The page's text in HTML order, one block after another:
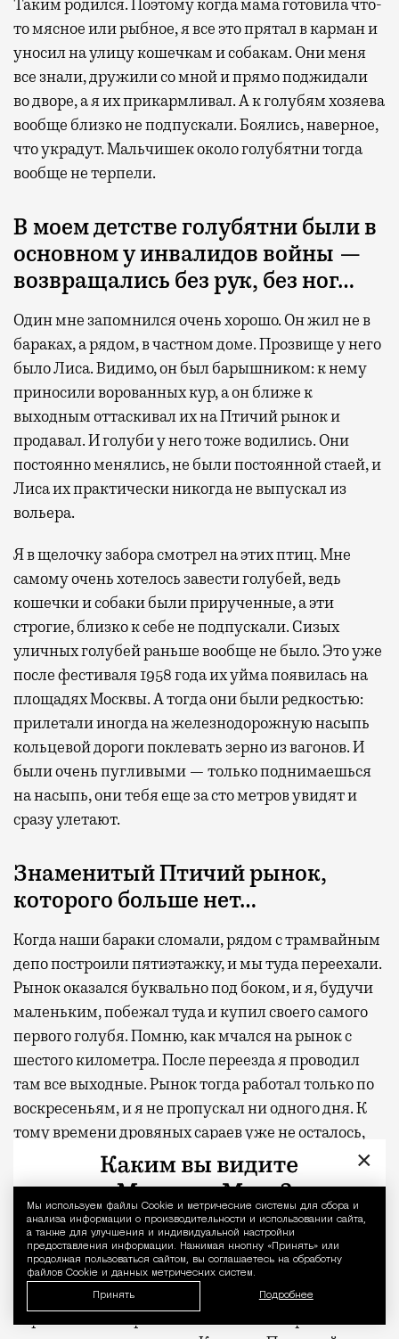
Уведомление
Мы используем файлы Сookie и метрические системы для сбора и
анализа информации о производительности и использовании сайта,
а также для улучшения и индивидуальной настройки
предоставления информации. Нажимая кнопку «Принять» или
продолжая пользоваться сайтом, вы соглашаетесь на обработку
файлов Cookie и данных метрических систем.
Принять Подробнее
Таким родился. Поэтому когда мама готовила что-
то мясное или рыбное, я все это прятал в карман и
уносил на улицу кошечкам и собакам. Они меня
все знали, дружили со мной и прямо поджидали
во дворе, а я их прикармливал. А к голубям хозяева
вообще близко не подпускали. Боялись, наверное,
что украдут. Мальчишек около голубятни тогда
вообще не терпели.
В моем детстве голубятни были в
основном у инвалидов войны —
возвращались без рук, без ног…
Один мне запомнился очень хорошо. Он жил не в
бараках, а рядом, в частном доме. Прозвище у него
было Лиса. Видимо, он был барышником: к нему
приносили ворованных кур, а он ближе к
выходным оттаскивал их на Птичий рынок и
продавал. И голуби у него тоже водились. Они
постоянно менялись, не были постоянной стаей, и
Лиса их практически никогда не выпускал из
вольера.
Я в щелочку забора смотрел на этих птиц. Мне
самому очень хотелось завести голубей, ведь
кошечки и собаки были прирученные, а эти
строгие, близко к себе не подпускали. Сизых
уличных голубей раньше вообще не было. Это уже
после фестиваля 1958 года их уйма появилась на
площадях Москвы. А тогда они были редкостью:
прилетали иногда на железнодорожную насыпь
кольцевой дороги поклевать зерно из вагонов. И
были очень пугливыми — только поднимаешься
на насыпь, они тебя еще за сто метров увидят и
сразу улетают.
Знаменитый Птичий рынок,
которого больше нет…
Когда наши бараки сломали, рядом с трамвайным
депо построили пятиэтажку, и мы туда переехали.
Рынок оказался буквально под боком, и я, будучи
маленьким, побежал туда и купил своего самого
первого голубя. Помню, как мчался на рынок с
шестого километра. После переезда я проводил
там все выходные. Рынок тогда работал только по
воскресеньям, и я не пропускал ни одного дня. К
тому времени дровяных сараев уже не осталось,
разводить птиц стало негде, но нам с
мальчишками все равно очень хотелось этим
заниматься. Где мы только голубятни не
устраивали!
У голубятников была традиция собираться в
первую субботу Великого поста. Все съезжались
×